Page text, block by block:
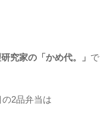
究家の「かめ代。」 で
2品弁当は